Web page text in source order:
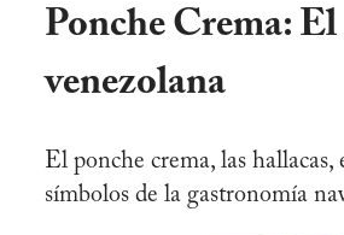
Ponche Crema:
venezolana
El ponche crema, las
símbolos de la gastronomía